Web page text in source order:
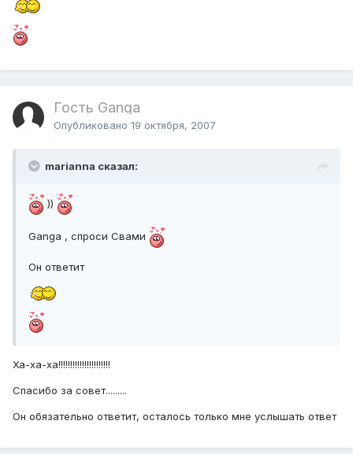
Гость Ganga
Опубликовано 19 октября, 2007
marianna сказал:
))
Ganga , спроси Свами
Он ответит
Ха-ха-ха!!!!!!!!!!!!!!!!!!!!!!
Спасибо за совет.........
Он обязательно ответит, осталось только мне услышать ответ